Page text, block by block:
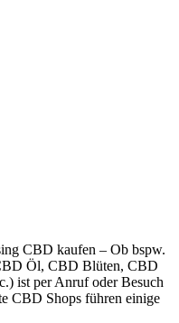
CBD kaufen – Ob bspw.
Öl, CBD Blüten, CBD
ist per Anruf oder Besuch
CBD Shops führen einige